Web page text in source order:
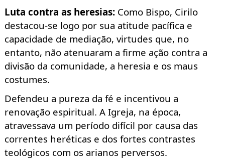
Luta contra as heresias: Como Bispo, Cirilo
destacou-se logo por sua atitude pacífica e
capacidade de mediação, virtudes que, no
entanto, não atenuaram a firme ação contra a
divisão da comunidade, a heresia e os maus
costumes.
Defendeu a pureza da fé e incentivou a
renovação espiritual. A Igreja, na época,
atravessava um período difícil por causa das
correntes heréticas e dos fortes contrastes
teológicos com os arianos perversos.